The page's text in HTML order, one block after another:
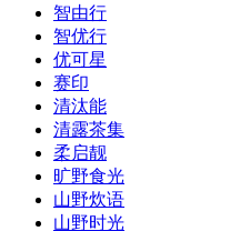
智由行
智优行
优可星
赛印
清汰能
清露茶集
柔启靓
旷野食光
山野炊语
山野时光